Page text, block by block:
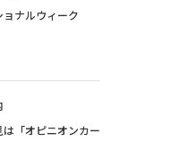
ナルウィーク
は「オピニオンカー